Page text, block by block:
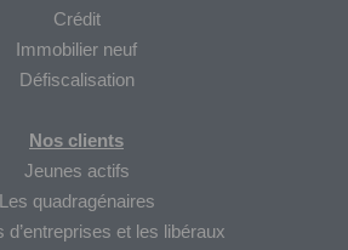
Crédit
Immobilier neuf
Défiscalisation
Nos clients
Jeunes actifs
Les quadragénaires
d’entreprises et les libéraux